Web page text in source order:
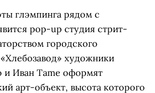
глэмпинга рядом с
pop-up студия стрит-
городского
художники
и Иван Tame оформят
арт-объект, высота которого